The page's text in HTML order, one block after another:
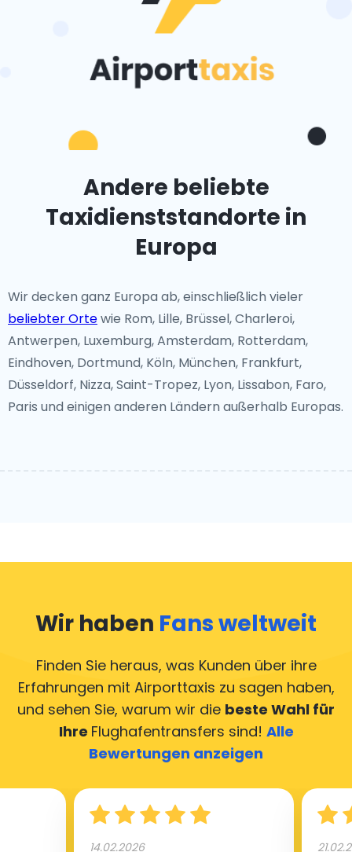
Andere beliebte
Taxidienststandorte in
Europa
Wir decken ganz Europa ab, einschließlich vieler
beliebter Ortewie Rom, Lille, Brüssel, Charleroi,
Antwerpen, Luxemburg, Amsterdam, Rotterdam,
Eindhoven, Dortmund, Köln, München, Frankfurt,
Düsseldorf, Nizza, Saint-Tropez, Lyon, Lissabon, Faro,
Paris und einigen anderen Ländern außerhalb Europas.
Wir haben Fans weltweit
Finden Sie heraus, was Kunden über ihre
Erfahrungen mit Airporttaxis zu sagen haben,
und sehen Sie, warum wir die beste Wahl für
Ihre Flughafentransfers sind! Alle
Bewertungen anzeigen
14.02.2026